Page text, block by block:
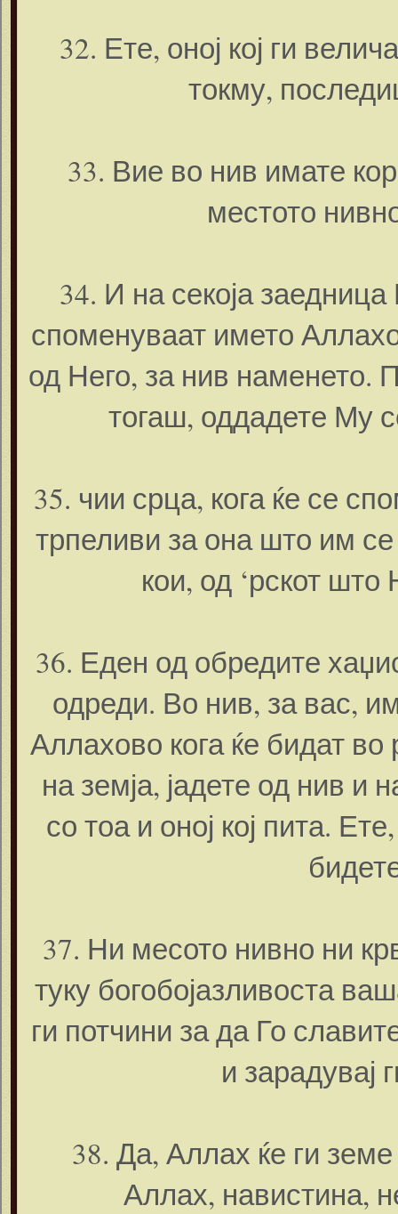
32. Ете, оној кој ги
токму,
33. Вие во нив имате
местото
34. И на секоја
споменуваат името
од Него, за нив наменето.
тогаш, оддадете Му
35. чии срца, кога ќе се
трпеливи за она што им
кои, од ‘рскот
36. Еден од обредите
одреди. Во нив, за вас,
Аллахово кога ќе бидат
на земја, јадете од нив и
со тоа и оној кој пита.
37. Ни месото нивно ни
туку богобојазливоста
ги потчини за да Го
и зарадувај
38. Да, Аллах ќе ги
Аллах, навистина,